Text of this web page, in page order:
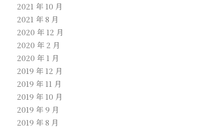
2021 年 10 月
2021 年 8 月
2020 年 12 月
2020 年 2 月
2020 年 1 月
2019 年 12 月
2019 年 11 月
2019 年 10 月
2019 年 9 月
2019 年 8 月